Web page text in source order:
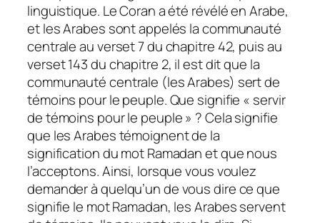
linguistique. Le Coran a été révélé en Arabe,
et les Arabes sont appelés la communauté
centrale au verset 7 du chapitre 42, puis au
verset 143 du chapitre 2, il est dit que la
communauté centrale (les Arabes) sert de
témoins pour le peuple. Que signifie « servir
de témoins pour le peuple » ? Cela signifie
que les Arabes témoignent de la
signification du mot Ramadan et que nous
l’acceptons. Ainsi, lorsque vous voulez
demander à quelqu’un de vous dire ce que
signifie le mot Ramadan, les Arabes servent